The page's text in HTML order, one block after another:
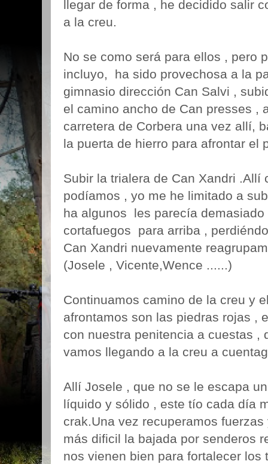
llegar de forma , he decidido salir
a la creu.
No se como será para ellos , pero
incluyo, ha sido provechosa a la
gimnasio dirección Can Salvi ,
el camino ancho de Can presses ,
carretera de Corbera una vez allí,
la puerta de hierro para afrontar el
Subir la trialera de Can Xandri .Allí
podíamos , yo me he limitado a
ha algunos les parecía
cortafuegos para arriba ,
Can Xandri nuevamente
(Josele , Vicente,Wence ......)
Continuamos camino de la creu y
afrontamos son las piedras rojas ,
con nuestra penitencia a cuestas ,
vamos llegando a la creu a
Allí Josele , que no se le escapa
líquido y sólido , este tío cada día
crak.Una vez recuperamos
más dificil la bajada por senderos
nos vienen bien para fortalecer los